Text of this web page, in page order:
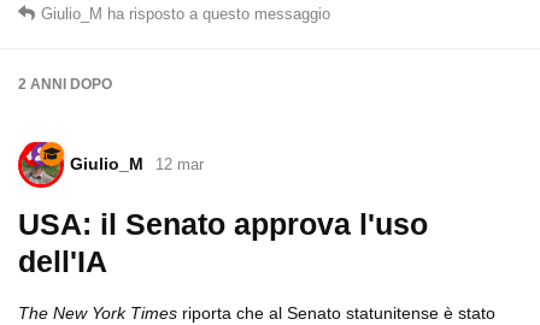
Giulio_M ha risposto a questo messaggio
2 ANNI DOPO
Giulio_M 12 mar
USA: il Senato approva l'uso
dell'IA
The New York Times riporta che al Senato statunitense è stato